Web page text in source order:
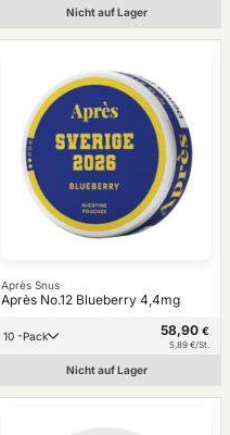
Nicht auf Lager
Après Snus
Après No.12 Blueberry 4,4mg
10 -Pack 58,90 €
5,89 €/St.
Nicht auf Lager